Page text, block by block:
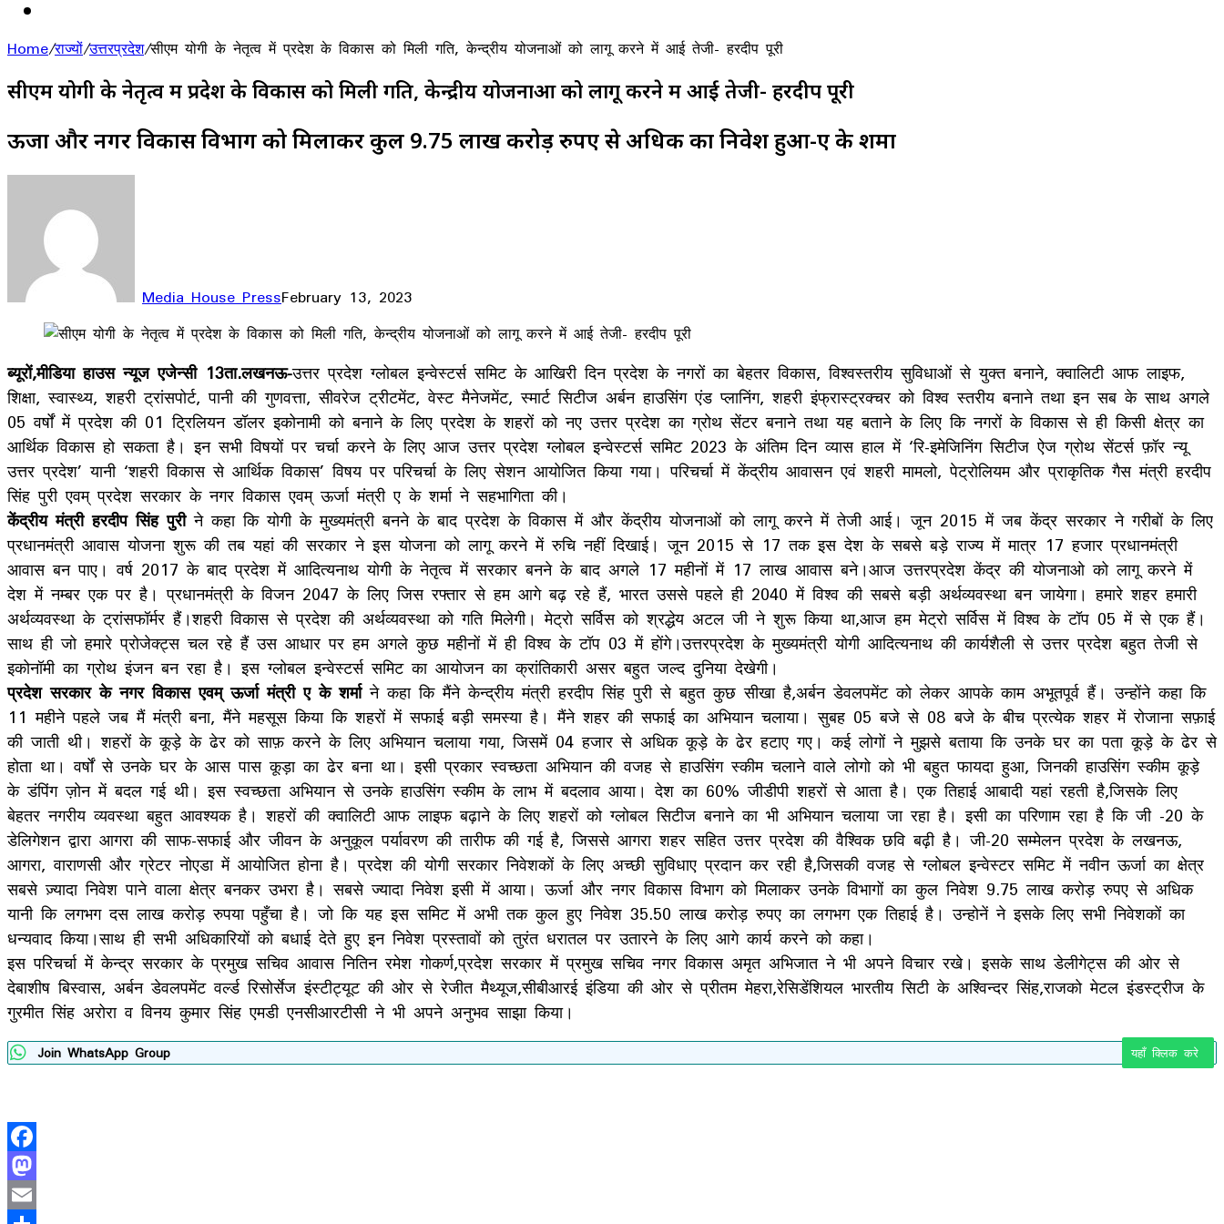
Home/राज्यों/उत्तरप्रदेश/सीएम योगी के नेतृत्व में प्रदेश के विकास को मिली गति, केन्द्रीय योजनाओं को लागू करने में आई तेजी- हरदीप पूरी
सीएम योगी के नेतृत्व में प्रदेश के विकास को मिली गति, केन्द्रीय योजनाओं को लागू करने में आई तेजी- हरदीप पूरी
ऊर्जा और नगर विकास विभाग को मिलाकर कुल 9.75 लाख करोड़ रुपए से अधिक का निवेश हुआ-ए के शर्मा
Media House PressFebruary 13, 2023
Facebook
LinkedIn
WhatsApp
Telegram
ब्यूरों,मीडिया हाउस न्यूज एजेन्सी 13ता.लखनऊ-उत्तर प्रदेश ग्लोबल इन्वेस्टर्स समिट के आखिरी दिन प्रदेश के नगरों का बेहतर विकास, विश्वस्तरीय सुविधाओं से युक्त बनाने, क्वालिटी आफ लाइफ,
शिक्षा, स्वास्थ्य, शहरी ट्रांसपोर्ट, पानी की गुणवत्ता, सीवरेज ट्रीटमेंट, वेस्ट मैनेजमेंट, स्मार्ट सिटीज अर्बन हाउसिंग एंड प्लानिंग, शहरी इंफ्रास्ट्रक्चर को विश्व स्तरीय बनाने तथा इन सब के साथ अगले
05 वर्षों में प्रदेश की 01 ट्रिलियन डॉलर इकोनामी को बनाने के लिए प्रदेश के शहरों को नए उत्तर प्रदेश का ग्रोथ सेंटर बनाने तथा यह बताने के लिए कि नगरों के विकास से ही किसी क्षेत्र का
आर्थिक विकास हो सकता है। इन सभी विषयों पर चर्चा करने के लिए आज उत्तर प्रदेश ग्लोबल इन्वेस्टर्स समिट 2023 के अंतिम दिन व्यास हाल में ‘रि-इमेजिनिंग सिटीज ऐज ग्रोथ सेंटर्स फ़ॉर न्यू
उत्तर प्रदेश’ यानी ‘शहरी विकास से आर्थिक विकास’ विषय पर परिचर्चा के लिए सेशन आयोजित किया गया। परिचर्चा में केंद्रीय आवासन एवं शहरी मामलो, पेट्रोलियम और प्राकृतिक गैस मंत्री हरदीप
सिंह पुरी एवम् प्रदेश सरकार के नगर विकास एवम् ऊर्जा मंत्री ए के शर्मा ने सहभागिता की।
केंद्रीय मंत्री हरदीप सिंह पुरीने कहा कि योगी के मुख्यमंत्री बनने के बाद प्रदेश के विकास में और केंद्रीय योजनाओं को लागू करने में तेजी आई। जून 2015 में जब केंद्र सरकार ने गरीबों के लिए
प्रधानमंत्री आवास योजना शुरू की तब यहां की सरकार ने इस योजना को लागू करने में रुचि नहीं दिखाई। जून 2015 से 17 तक इस देश के सबसे बड़े राज्य में मात्र 17 हजार प्रधानमंत्री
आवास बन पाए। वर्ष 2017 के बाद प्रदेश में आदित्यनाथ योगी के नेतृत्व में सरकार बनने के बाद अगले 17 महीनों में 17 लाख आवास बने।आज उत्तरप्रदेश केंद्र की योजनाओ को लागू करने में
देश में नम्बर एक पर है। प्रधानमंत्री के विजन 2047 के लिए जिस रफ्तार से हम आगे बढ़ रहे हैं, भारत उससे पहले ही 2040 में विश्व की सबसे बड़ी अर्थव्यवस्था बन जायेगा। हमारे शहर हमारी
अर्थव्यवस्था के ट्रांसफॉर्मर हैं।शहरी विकास से प्रदेश की अर्थव्यवस्था को गति मिलेगी। मेट्रो सर्विस को श्रद्धेय अटल जी ने शुरू किया था,आज हम मेट्रो सर्विस में विश्व के टॉप 05 में से एक हैं।
साथ ही जो हमारे प्रोजेक्ट्स चल रहे हैं उस आधार पर हम अगले कुछ महीनों में ही विश्व के टॉप 03 में होंगे।उत्तरप्रदेश के मुख्यमंत्री योगी आदित्यनाथ की कार्यशैली से उत्तर प्रदेश बहुत तेजी से
इकोनॉमी का ग्रोथ इंजन बन रहा है। इस ग्लोबल इन्वेस्टर्स समिट का आयोजन का क्रांतिकारी असर बहुत जल्द दुनिया देखेगी।
प्रदेश सरकार के नगर विकास एवम् ऊर्जा मंत्री ए के शर्माने कहा कि मैंने केन्द्रीय मंत्री हरदीप सिंह पुरी से बहुत कुछ सीखा है,अर्बन डेवलपमेंट को लेकर आपके काम अभूतपूर्व हैं। उन्होंने कहा कि
11 महीने पहले जब मैं मंत्री बना, मैंने महसूस किया कि शहरों में सफाई बड़ी समस्या है। मैंने शहर की सफाई का अभियान चलाया। सुबह 05 बजे से 08 बजे के बीच प्रत्येक शहर में रोजाना सफ़ाई
की जाती थी। शहरों के कूड़े के ढेर को साफ़ करने के लिए अभियान चलाया गया, जिसमें 04 हजार से अधिक कूड़े के ढेर हटाए गए। कई लोगों ने मुझसे बताया कि उनके घर का पता कूड़े के ढेर से
होता था। वर्षों से उनके घर के आस पास कूड़ा का ढेर बना था। इसी प्रकार स्वच्छता अभियान की वजह से हाउसिंग स्कीम चलाने वाले लोगो को भी बहुत फायदा हुआ, जिनकी हाउसिंग स्कीम कूड़े
के डंपिंग ज़ोन में बदल गई थी। इस स्वच्छता अभियान से उनके हाउसिंग स्कीम के लाभ में बदलाव आया। देश का 60% जीडीपी शहरों से आता है। एक तिहाई आबादी यहां रहती है,जिसके लिए
बेहतर नगरीय व्यवस्था बहुत आवश्यक है। शहरों की क्वालिटी आफ लाइफ बढ़ाने के लिए शहरों को ग्लोबल सिटीज बनाने का भी अभियान चलाया जा रहा है। इसी का परिणाम रहा है कि जी -20 के
डेलिगेशन द्वारा आगरा की साफ-सफाई और जीवन के अनुकूल पर्यावरण की तारीफ की गई है, जिससे आगरा शहर सहित उत्तर प्रदेश की वैश्विक छवि बढ़ी है। जी-20 सम्मेलन प्रदेश के लखनऊ,
आगरा, वाराणसी और ग्रेटर नोएडा में आयोजित होना है। प्रदेश की योगी सरकार निवेशकों के लिए अच्छी सुविधाए प्रदान कर रही है,जिसकी वजह से ग्लोबल इन्वेस्टर समिट में नवीन ऊर्जा का क्षेत्र
सबसे ज़्यादा निवेश पाने वाला क्षेत्र बनकर उभरा है। सबसे ज्यादा निवेश इसी में आया। ऊर्जा और नगर विकास विभाग को मिलाकर उनके विभागों का कुल निवेश 9.75 लाख करोड़ रुपए से अधिक
यानी कि लगभग दस लाख करोड़ रुपया पहुँचा है। जो कि यह इस समिट में अभी तक कुल हुए निवेश 35.50 लाख करोड़ रुपए का लगभग एक तिहाई है। उन्होनें ने इसके लिए सभी निवेशकों का
धन्यवाद किया।साथ ही सभी अधिकारियों को बधाई देते हुए इन निवेश प्रस्तावों को तुरंत धरातल पर उतारने के लिए आगे कार्य करने को कहा।
इस परिचर्चा में केन्द्र सरकार के प्रमुख सचिव आवास नितिन रमेश गोकर्ण,प्रदेश सरकार में प्रमुख सचिव नगर विकास अमृत अभिजात ने भी अपने विचार रखे। इसके साथ डेलीगेट्स की ओर से
देबाशीष बिस्वास, अर्बन डेवलपमेंट वर्ल्ड रिसोर्सेज इंस्टीट्यूट की ओर से रेजीत मैथ्यूज,सीबीआरई इंडिया की ओर से प्रीतम मेहरा,रेसिडेंशियल भारतीय सिटी के अश्विन्दर सिंह,राजको मेटल इंडस्ट्रीज के
गुरमीत सिंह अरोरा व विनय कुमार सिंह एमडी एनसीआरटीसी ने भी अपने अनुभव साझा किया।
Join WhatsApp Group यहाँ क्लिक करे
Facebook
Mastodon